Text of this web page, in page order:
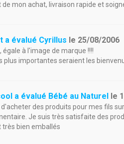
mon achat, livraison rapide et
a évalué Cyrillus le 25/08/2006
égale à l'image de marque !!!!
plus importantes seraient les
a évalué Bébé au Naturel le
des produits pour mes fils
Je suis très satisfaite des
bien emballés